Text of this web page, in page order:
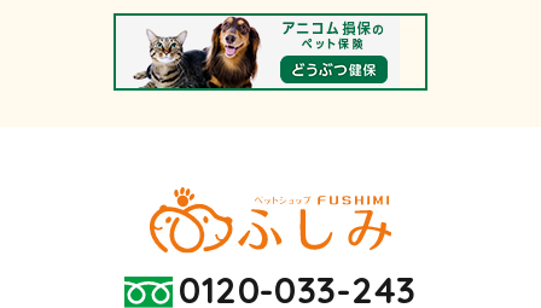
0120-033-243